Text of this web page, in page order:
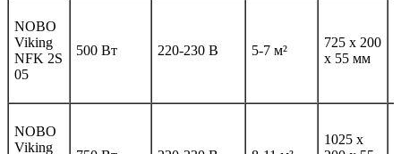
NOBO
Viking
NFK 2S
05
500 Вт 220-230 В 5-7 м²
725 x 200
x 55 мм
NOBO
Viking
1025 x